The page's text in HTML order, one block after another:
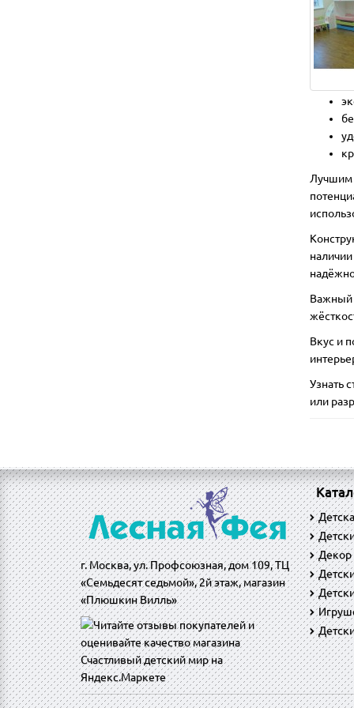
Лучшим
Важный
Вкус и
Узнать
или
г. Москва, ул. Профсоюзная, дом 109, ТЦ
«Семьдесят седьмой», 2й этаж, магазин
«Плюшкин Вилль»
Декор